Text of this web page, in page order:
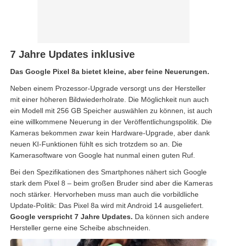
7 Jahre Updates inklusive
Das Google Pixel 8a bietet kleine, aber feine Neuerungen.
Neben einem Prozessor-Upgrade versorgt uns der Hersteller
mit einer höheren Bildwiederholrate. Die Möglichkeit nun auch
ein Modell mit 256 GB Speicher auswählen zu können, ist auch
eine willkommene Neuerung in der Veröffentlichungspolitik. Die
Kameras bekommen zwar kein Hardware-Upgrade, aber dank
neuen KI-Funktionen fühlt es sich trotzdem so an. Die
Kamerasoftware von Google hat nunmal einen guten Ruf.
Bei den Spezifikationen des Smartphones nähert sich Google
stark dem Pixel 8 – beim großen Bruder sind aber die Kameras
noch stärker. Hervorheben muss man auch die vorbildliche
Update-Politik: Das Pixel 8a wird mit Android 14 ausgeliefert.
Google verspricht 7 Jahre Updates. Da können sich andere
Hersteller gerne eine Scheibe abschneiden.